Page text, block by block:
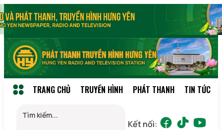
TRANG CHỦ TRUYỀN HÌNH PHÁT THANH TIN TỨC
Kết nối: